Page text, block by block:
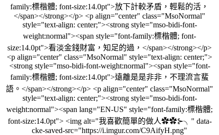
family:標楷體; font-size:14.0pt">放下計較矛盾，輕鬆的活，
</span></strong></p> <p align="center" class="MsoNormal"
style="text-align: center;"><strong style="mso-bidi-font-
weight:normal"><span style="font-family:標楷體; font-
size:14.0pt">看淡金錢財富，知足的過，</span></strong></p>
<p align="center" class="MsoNormal" style="text-align: center;">
<strong style="mso-bidi-font-weight:normal"><span style="font-
family:標楷體; font-size:14.0pt">遠離是是非非，不理流言蜚
語。</span></strong></p> <p align="center" class="MsoNormal"
style="text-align: center;"><strong style="mso-bidi-font-
weight:normal"><span lang="EN-US" style="font-family:標楷體;
font-size:14.0pt"> <img alt="我喜歡簡單的做人✿✿⊱╮" data-
cke-saved-src="https://i.imgur.com/C9AifyH.png"